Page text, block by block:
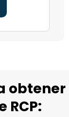
obtener